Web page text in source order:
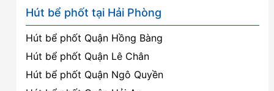
Hút bể phốt tại Hải Phòng
Hút bể phốt Quận Hồng Bàng
Hút bể phốt Quận Lê Chân
Hút bể phốt Quận Ngô Quyền